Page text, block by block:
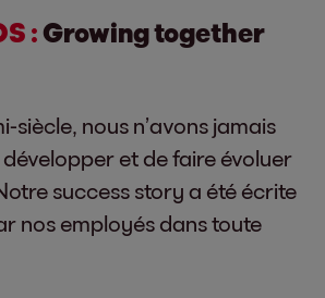
:Growing together
siècle, nous n’avons jamais
développer et de faire évoluer
success story a été écrite
nos employés dans toute